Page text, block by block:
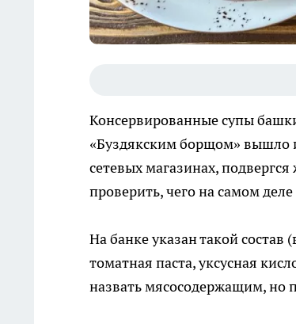
Консервированные супы
«Буздякским борщом» вышло
сетевых магазинах,
проверить, чего на самом
На банке указан такой
томатная паста, уксусная
назвать мясосодержащим, но